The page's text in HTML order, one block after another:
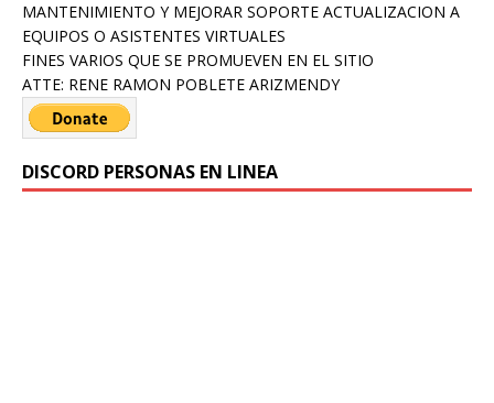
MANTENIMIENTO Y MEJORAR SOPORTE ACTUALIZACION A
EQUIPOS O ASISTENTES VIRTUALES
FINES VARIOS QUE SE PROMUEVEN EN EL SITIO
ATTE: RENE RAMON POBLETE ARIZMENDY
DISCORD PERSONAS EN LINEA